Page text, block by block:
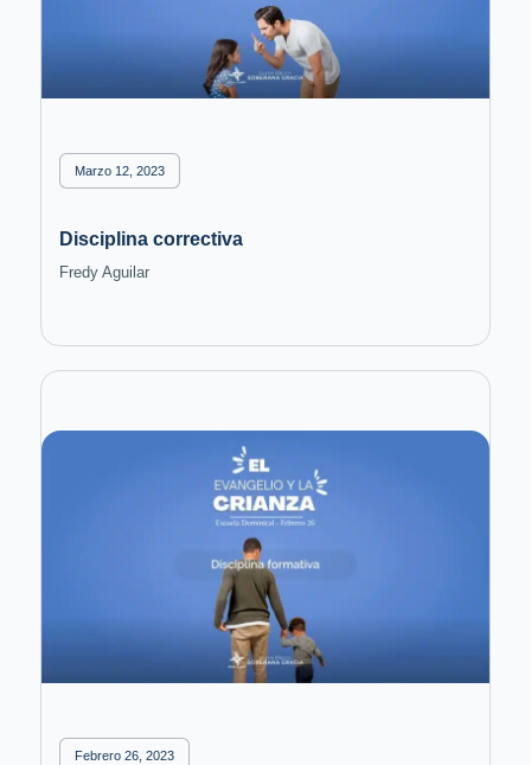
Marzo 12, 2023
Disciplina correctiva
Fredy Aguilar
Febrero 26, 2023